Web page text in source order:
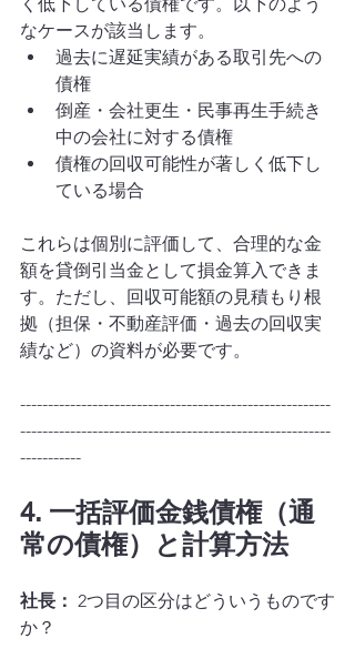
なケースが該当します。
過去に遅延実績がある取引先への
債権
倒産・会社更生・民事再生手続き
中の会社に対する債権
債権の回収可能性が著しく低下し
ている場合
これらは個別に評価して、合理的な金
額を貸倒引当金として損金算入できま
す。ただし、回収可能額の見積もり根
拠（担保・不動産評価・過去の回収実
績など）の資料が必要です。
--------------------------------------------------------
--------------------------------------------------------
-----------
4. 一括評価金銭債権（通
常の債権）と計算方法
社長： 2つ目の区分はどういうものです
か？